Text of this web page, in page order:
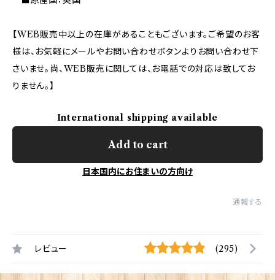
【WEB販売中以上の在庫があることもございます。ご希望のお客
様は、お気軽にメールやお問い合わせボタンよりお問い合わせ下
さいませ。尚、WEB販売に関しては、お電話での対応は致してお
りません。】
International shipping available
Add to cart
日本国内にお住まいの方向け
通報する
レビュー (295)